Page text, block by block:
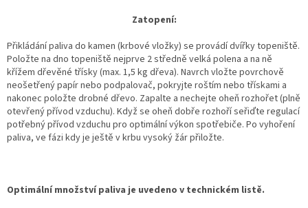
Zatopení:
Přikládání paliva do kamen (krbové vložky) se provádí dvířky topeniště.
Položte na dno topeniště nejprve 2 středně velká polena a na ně
křížem dřevěné třísky (max. 1,5 kg dřeva). Navrch vložte povrchově
neošetřený papír nebo podpalovač, pokryjte roštím nebo třískami a
nakonec položte drobné dřevo. Zapalte a nechejte oheň rozhořet (plně
otevřený přívod vzduchu). Když se oheň dobře rozhoří seřiďte regulací
potřebný přívod vzduchu pro optimální výkon spotřebiče. Po vyhoření
paliva, ve fázi kdy je ještě v krbu vysoký žár přiložte.
Optimální množství paliva je uvedeno v technickém listě.